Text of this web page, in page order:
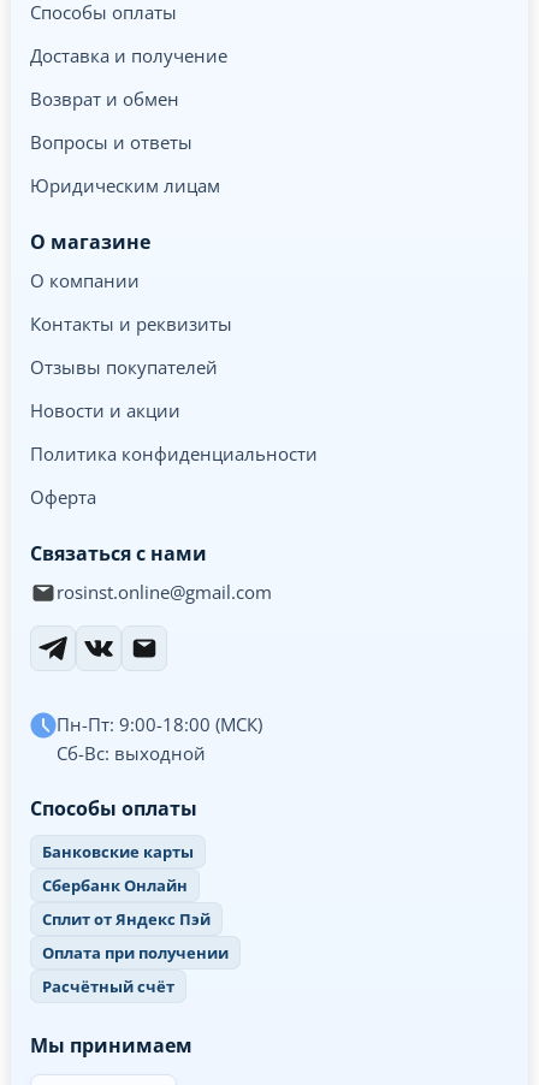
Способы оплаты
Доставка и получение
Возврат и обмен
Вопросы и ответы
Юридическим лицам
О магазине
О компании
Контакты и реквизиты
Отзывы покупателей
Новости и акции
Политика конфиденциальности
Оферта
Связаться с нами
rosinst.online@gmail.com
Пн-Пт: 9:00-18:00 (МСК)
Сб-Вс: выходной
Способы оплаты
Банковские карты
Сбербанк Онлайн
Сплит от Яндекс Пэй
Оплата при получении
Расчётный счёт
Мы принимаем